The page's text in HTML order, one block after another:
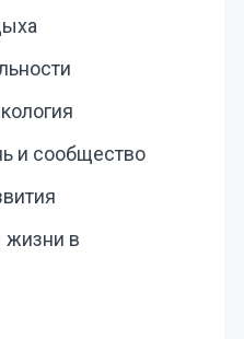
и сообщество
в